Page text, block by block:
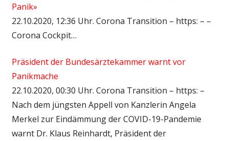
Panik»
22.10.2020, 12:36 Uhr. Corona Transition – https: – –
Corona Cockpit…
Präsident der Bundesärztekammer warnt vor
Panikmache
22.10.2020, 00:30 Uhr. Corona Transition – https: –
Nach dem jüngsten Appell von Kanzlerin Angela
Merkel zur Eindämmung der COVID-19-Pandemie
warnt Dr. Klaus Reinhardt, Präsident der